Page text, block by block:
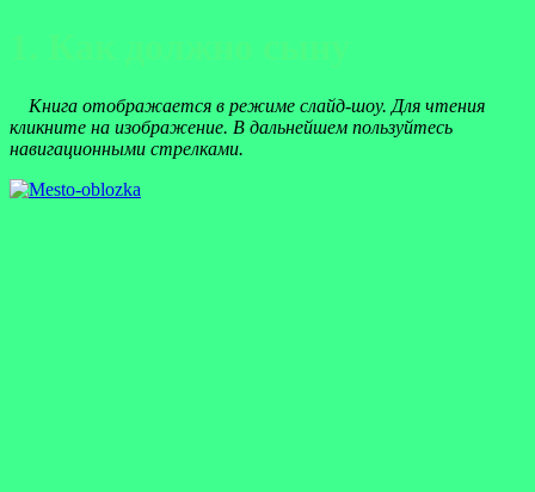
Книга отображается в режиме слайд-шоу. Для чтения
кликните на изображение. В дальнейшем пользуйтесь
навигационными стрелками.